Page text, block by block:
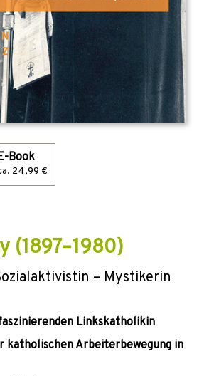
Book
24,99 €
(1897–1980)
– Mystikerin
Linkskatholikin
katholischen Arbeiterbewegung in